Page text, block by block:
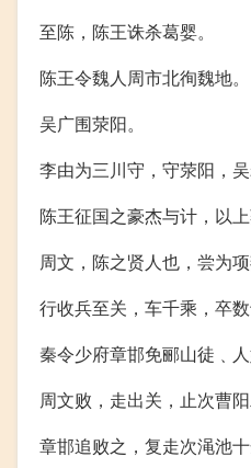
至陈，陈王诛杀葛婴。
陈王令魏人周市北徇魏地。
吴广围荥阳。
李由为三川守，守荥阳，吴
陈王征国之豪杰与计，以
周文，陈之贤人也，尝为
行收兵至关，车千乘，卒数
秦令少府章邯免郦山徒﹑
周文败，走出关，止次曹阳
章邯追败之，复走次渑池十